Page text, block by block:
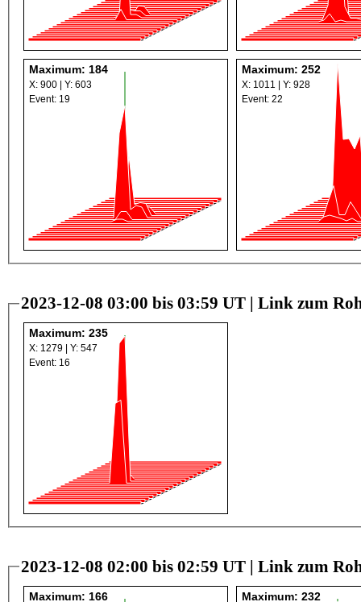
Maximum: 184
X: 900 | Y: 603
Event: 19
Maximum: 252
X: 1011 | Y: 928
Event: 22
2023-12-08 03:00 bis 03:59 UT | Link zum
Maximum: 235
X: 1279 | Y: 547
Event: 16
2023-12-08 02:00 bis 02:59 UT | Link zum
Maximum: 166 Maximum: 232